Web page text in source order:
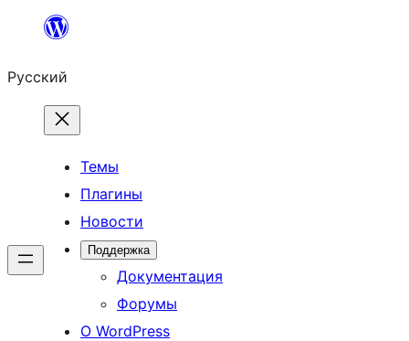
Перейти
содержимому
Русский
Темы
Плагины
Новости
Поддержка
Документация
Форумы
О WordPress